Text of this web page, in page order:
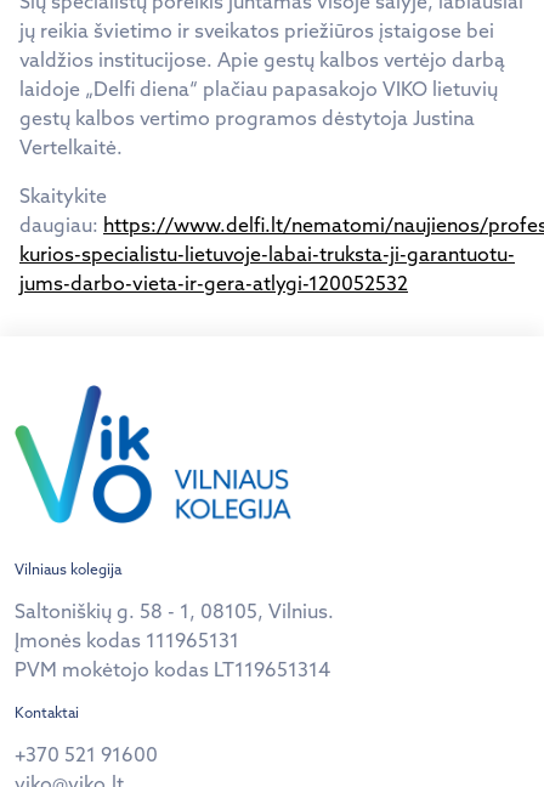
jų reikia švietimo ir sveikatos priežiūros įstaigose bei
valdžios institucijose. Apie gestų kalbos vertėjo darbą
laidoje „Delfi diena“ plačiau papasakojo VIKO lietuvių
gestų kalbos vertimo programos dėstytoja Justina
Vertelkaitė.
Skaitykite
daugiau: https://www.delfi.lt/nematomi/naujienos/
kurios-specialistu-lietuvoje-labai-truksta-ji-garantuotu-
jums-darbo-vieta-ir-gera-atlygi-120052532
Vilniaus kolegija
Saltoniškių g. 58 - 1, 08105, Vilnius.
Įmonės kodas 111965131
PVM mokėtojo kodas LT119651314
Kontaktai
+370 521 91600